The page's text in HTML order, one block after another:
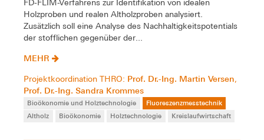
FD-FLIM-Verfahrens zur Identifikation von idealen
Holzproben und realen Altholzproben analysiert.
Zusätzlich soll eine Analyse des Nachhaltigkeitspotentials
der stofflichen gegenüber der...
MEHR
Projektkoordination THRO: Prof. Dr.-Ing. Martin Versen,
Prof. Dr.-Ing. Sandra Krommes
Bioökonomie und Holztechnologie
Fluoreszenzmesstechnik
Altholz
Bioökonomie Holztechnologie Kreislaufwirtschaft